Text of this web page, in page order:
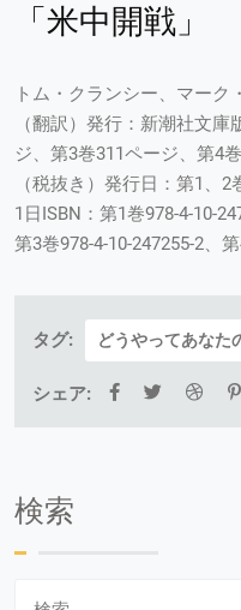
「米中開戦」
トム・クランシー、マー
（翻訳）発行：新潮社文
ジ、第3巻311ページ、第4
（税抜き）発行日：第1、
1日ISBN：第1巻978-4-10-
第3巻978-4-10-247255-2、
タグ: どうやってあなた
シェア:
検索